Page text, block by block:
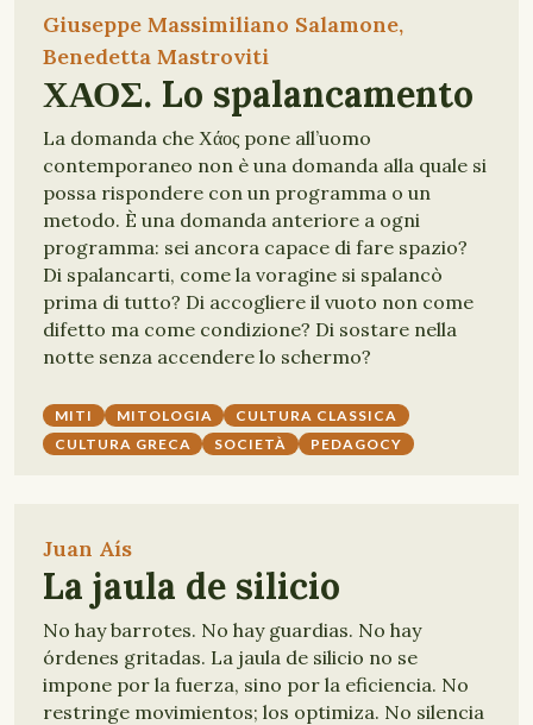
Giuseppe Massimiliano Salamone,
Benedetta Mastroviti
ΧΑΟΣ. Lo spalancamento
La domanda che Χάος pone all’uomo
contemporaneo non è una domanda alla quale si
possa rispondere con un programma o un
metodo. È una domanda anteriore a ogni
programma: sei ancora capace di fare spazio?
Di spalancarti, come la voragine si spalancò
prima di tutto? Di accogliere il vuoto non come
difetto ma come condizione? Di sostare nella
notte senza accendere lo schermo?
MITI MITOLOGIA
CULTURA CLASSICA
CULTURA GRECA
SOCIETÀ PEDAGOCY
Juan Aís
La jaula de silicio
No hay barrotes. No hay guardias. No hay
órdenes gritadas. La jaula de silicio no se
impone por la fuerza, sino por la eficiencia. No
restringe movimientos; los optimiza. No silencia